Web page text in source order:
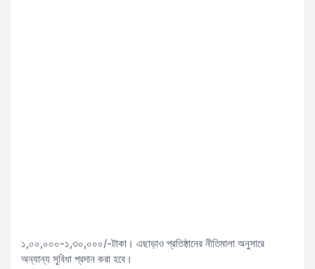
১,০০,০০০-১,৩০,০০০/-টাকা। এছাড়াও প্রতিষ্ঠানের নীতিমালা অনুসারে
অন্যান্য সুবিধা প্রদান করা হবে।